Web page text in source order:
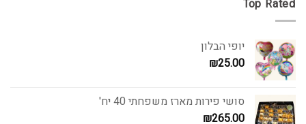
Top Rated
יופי הבלון
₪25.00
סושי פירות מארז משפחתי 40 יח'
₪265.00